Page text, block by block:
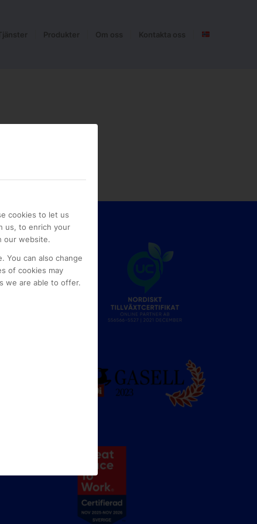
cookies to let us
us, to enrich your
our website.
You can also change
of cookies may
we are able to offer.
Produkter Om oss Kontakta oss